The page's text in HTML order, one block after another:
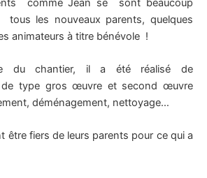
tous les nouveaux parents, quelques
animateurs à titre bénévole !
du chantier, il a été réalisé de
de type gros œuvre et second œuvre
déménagement, nettoyage…
être fiers de leurs parents pour ce qui a